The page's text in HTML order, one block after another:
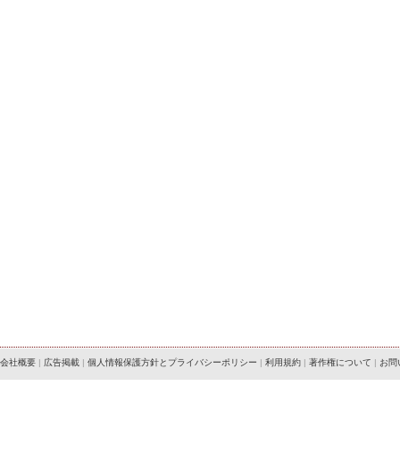
会社概要 | 広告掲載 | 個人情報保護方針とプライバシーポリシー | 利用規約 | 著作権について | お問